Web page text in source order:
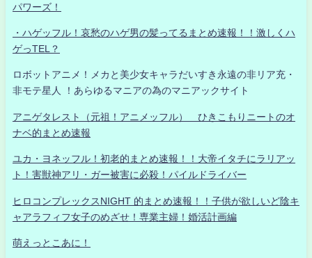
パワーズ！
・ハゲッフル！哀愁のハゲ男の髪ってるまとめ速報！！激しくハ
ゲっTEL？
ロボットアニメ！メカと美少女キャラだいすき永遠の非リア充・
非モテ星人 ！あらゆるマニアの為のマニアックサイト
アニゲタレスト（元祖！アニメッフル） ひきこもりニートのオ
ナベ的まとめ速報
ユカ・ヨネッフル！初老的まとめ速報！！大帝イタチにラリアッ
ト！害獣神アリ・ガー被害に必殺！パイルドライバー
ヒロコンプレックスNIGHT 的まとめ速報！！子供が欲しいど陰キ
ャアラフィフ女子のめざせ！専業主婦！婚活計画編
萌えっとこあに！